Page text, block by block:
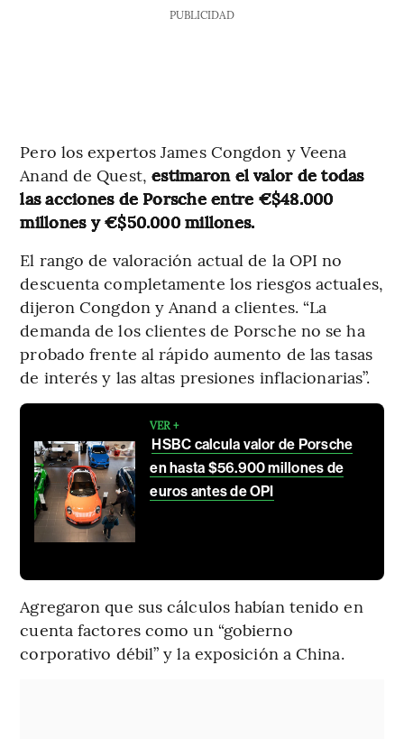
PUBLICIDAD
Pero los expertos James Congdon y Veena
Anand de Quest, estimaron el valor de todas
las acciones de Porsche entre €$48.000
millones y €$50.000 millones.
El rango de valoración actual de la OPI no
descuenta completamente los riesgos actuales,
dijeron Congdon y Anand a clientes. “La
demanda de los clientes de Porsche no se ha
probado frente al rápido aumento de las tasas
de interés y las altas presiones inflacionarias”.
VER +
HSBC calcula valor de Porsche
en hasta $56.900 millones de
euros antes de OPI
Agregaron que sus cálculos habían tenido en
cuenta factores como un “gobierno
corporativo débil” y la exposición a China.